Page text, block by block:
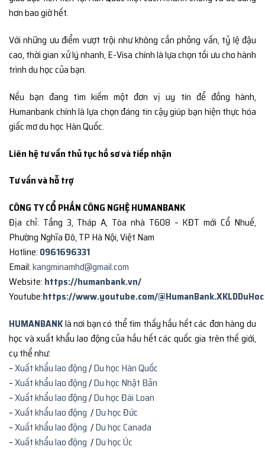
hơn bao giờ hết.
Với những ưu điểm vượt trội như không cần phỏng vấn, tỷ lệ đậu
cao, thời gian xử lý nhanh, E-Visa chính là lựa chọn tối ưu cho hành
trình du học của bạn.
Nếu bạn đang tìm kiếm một đơn vị uy tín để đồng hành,
Humanbank chính là lựa chọn đáng tin cậy giúp bạn hiện thực hóa
giấc mơ du học Hàn Quốc.
Liên hệ tư vấn thủ tục hồ sơ và tiếp nhận
Tư vấn và hỗ trợ
CÔNG TY CỔ PHẦN CÔNG NGHỆ HUMANBANK
Địa chỉ: Tầng 3, Tháp A, Tòa nhà T608 – KĐT mới Cổ Nhuế,
Phường Nghĩa Đô, TP Hà Nội, Việt Nam
Hotline: 0961696331
Email:kangminamhd@gmail.com
Website: https://humanbank.vn/
Youtube:https://www.youtube.com/@HumanBank.XKLDDuHoc
HUMANBANKlà nơi bạn có thể tìm thấy hầu hết các đơn hàng du
học và xuất khẩu lao động của hầu hết các quốc gia trên thế giới,
cụ thể như:
–Xuất khẩu lao động/Du học Hàn Quốc
–Xuất khẩu lao động/Du học Nhật Bản
–Xuất khẩu lao động/Du học Đài Loan
–Xuất khẩu lao động /Du học Đức
–Xuất khẩu lao động /Du học Canada
–Xuất khẩu lao động /Du học Úc